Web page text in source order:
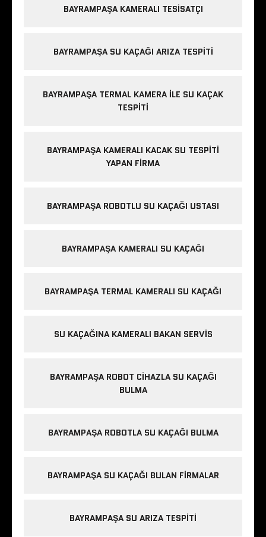
BAYRAMPAŞA KAMERALI TESISATÇI
BAYRAMPAŞA SU KAÇAĞI ARIZA TESPITI
BAYRAMPAŞA TERMAL KAMERA ILE SU KAÇAK
TESPITI
BAYRAMPAŞA KAMERALI KACAK SU TESPITI
YAPAN FIRMA
BAYRAMPAŞA ROBOTLU SU KAÇAĞI USTASI
BAYRAMPAŞA KAMERALI SU KAÇAĞI
BAYRAMPAŞA TERMAL KAMERALI SU KAÇAĞI
SU KAÇAĞINA KAMERALI BAKAN SERVIS
BAYRAMPAŞA ROBOT CIHAZLA SU KAÇAĞI
BULMA
BAYRAMPAŞA ROBOTLA SU KAÇAĞI BULMA
BAYRAMPAŞA SU KAÇAĞI BULAN FIRMALAR
BAYRAMPAŞA SU ARIZA TESPITI